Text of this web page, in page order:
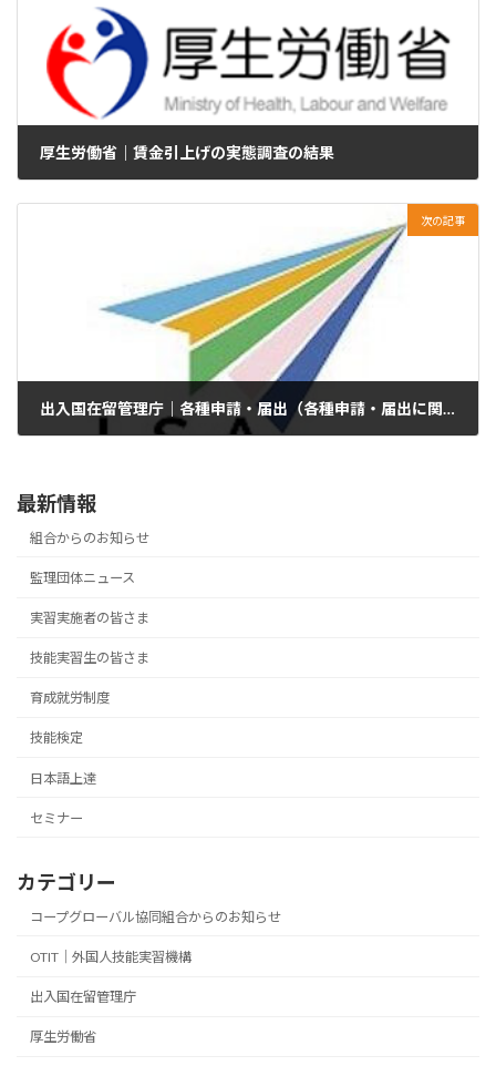
厚生労働省｜賃金引上げの実態調査の結果
次の記事
出入国在留管理庁｜各種申請・届出（各種申請・届出に関する必要書類等のご案内）【トップページ・ピックアップ】
最新情報
組合からのお知らせ
監理団体ニュース
実習実施者の皆さま
技能実習生の皆さま
育成就労制度
技能検定
日本語上達
セミナー
カテゴリー
コープグローバル協同組合からのお知らせ
OTIT｜外国人技能実習機構
出入国在留管理庁
厚生労働省